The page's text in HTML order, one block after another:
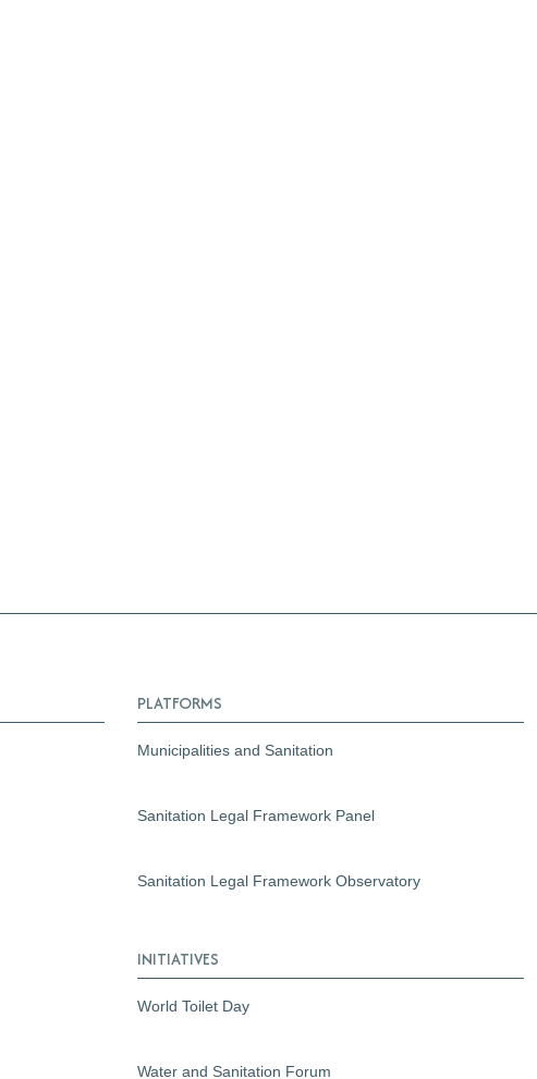
PLATFORMS
Municipalities and Sanitation
Sanitation Legal Framework Panel
Sanitation Legal Framework Observatory
INITIATIVES
World Toilet Day
Water and Sanitation Forum